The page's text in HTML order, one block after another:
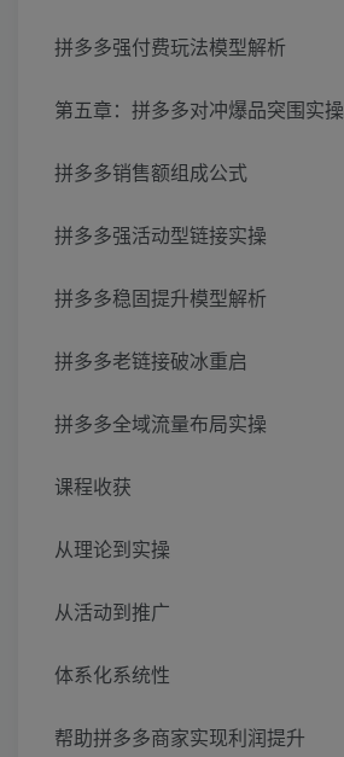
拼多多强付费玩法模型解析
第五章：拼多多对冲爆品突围实操
拼多多销售额组成公式
拼多多强活动型链接实操
拼多多稳固提升模型解析
拼多多老链接破冰重启
拼多多全域流量布局实操
课程收获
从理论到实操
从活动到推广
体系化系统性
帮助拼多多商家实现利润提升